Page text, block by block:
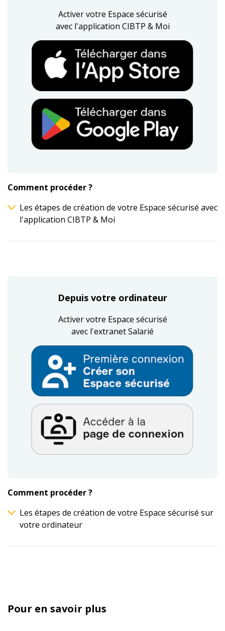
Activer votre Espace sécurisé
avec l'application CIBTP & Moi
Comment procéder ?
Les étapes de création de votre Espace sécurisé avec
l'application CIBTP & Moi
Depuis votre ordinateur
Activer votre Espace sécurisé
avec l'extranet Salarié
Comment procéder ?
Les étapes de création de votre Espace sécurisé sur
votre ordinateur
Pour en savoir plus